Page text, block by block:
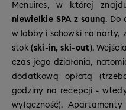
Menuires, w której
niewielkie SPA z sauną. Do
w lobby i schowki na narty,
stok(ski-in, ski-out).
czas jego działania,
dodatkową opłatą
godziny na recepcji -
wyłączność).